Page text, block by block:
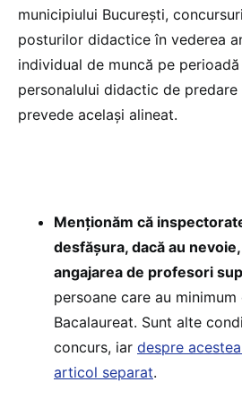
municipiului Bucureşti,
posturilor didactice în vederea
individual de muncă pe
personalului didactic de predare
prevede același alineat.
Menționăm că
desfășura, dacă au
angajarea de profesori
persoane care au
Bacalaureat. Sunt alte
concurs, iar despre
articol separat.